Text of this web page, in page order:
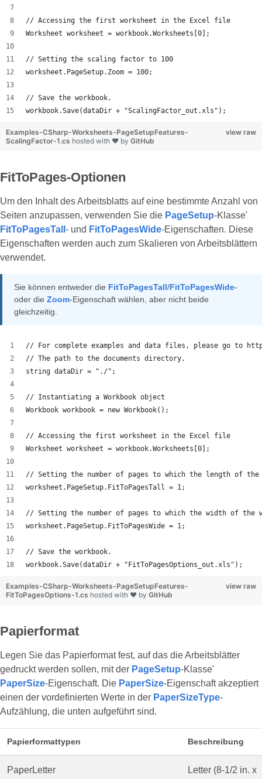
// Accessing the first worksheet in the Excel file
Worksheet worksheet = workbook.Worksheets[0];
// Setting the scaling factor to 100
worksheet.PageSetup.Zoom = 100;
// Save the workbook.
workbook.Save(dataDir + "ScalingFactor_out.xls");
view raw
Examples-CSharp-Worksheets-PageSetupFeatures-
ScalingFactor-1.cs hosted with ❤ by GitHub
FitToPages-Optionen
Um den Inhalt des Arbeitsblatts auf eine bestimmte Anzahl von
Seiten anzupassen, verwenden Sie die PageSetup-Klasse'
FitToPagesTall - und FitToPagesWide-Eigenschaften. Diese
Eigenschaften werden auch zum Skalieren von Arbeitsblättern
verwendet.
Sie können entweder die FitToPagesTall/FitToPagesWide-
oder die Zoom-Eigenschaft wählen, aber nicht beide
gleichzeitig.
// For complete examples and data files, please go to
// The path to the documents directory.
string dataDir = "./";
// Instantiating a Workbook object
Workbook workbook = new Workbook();
// Accessing the first worksheet in the Excel file
Worksheet worksheet = workbook.Worksheets[0];
// Setting the number of pages to which the length of the
worksheet.PageSetup.FitToPagesTall = 1;
// Setting the number of pages to which the width of the
worksheet.PageSetup.FitToPagesWide = 1;
// Save the workbook.
workbook.Save(dataDir + "FitToPagesOptions_out.xls");
view raw
Examples-CSharp-Worksheets-PageSetupFeatures-
FitToPagesOptions-1.cs hosted with ❤ by GitHub
Papierformat
Legen Sie das Papierformat fest, auf das die Arbeitsblätter
gedruckt werden sollen, mit der PageSetup-Klasse'
PaperSize-Eigenschaft. Die PaperSize-Eigenschaft akzeptiert
einen der vordefinierten Werte in der PaperSizeType-
Aufzählung, die unten aufgeführt sind.
Papierformattypen Beschreibung
PaperLetter Letter (8-1/2 in. x